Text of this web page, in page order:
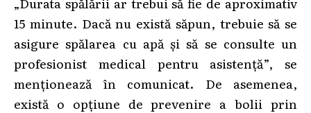
15 minute. Dacă nu există săpun, trebuie să se
asigure spălarea cu apă și să se consulte un
profesionist medical pentru asistență”, se
menționează în comunicat. De asemenea,
există o opțiune de prevenire a bolii prin